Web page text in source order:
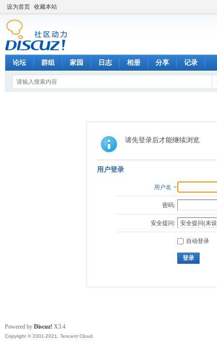
设为首页 收藏本站
论坛 群组 家园 日志 相册 分享 记录
请先登录后才能继续浏览
用户登录
用户名
密码:
安全提问:
自动登录
登录
Powered by Discuz! X3.4
Copyright © 2001-2021, Tencent Cloud.